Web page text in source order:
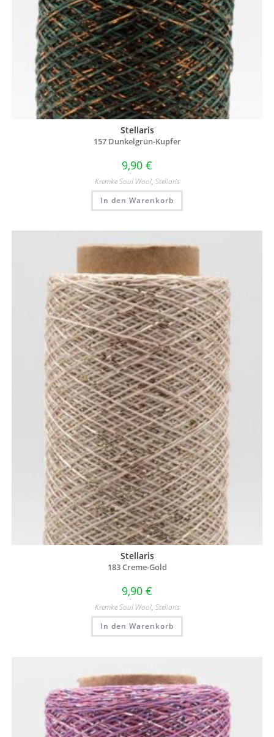
Stellaris
157 Dunkelgrün-Kupfer
9,90 €
Kremke Soul Wool, Stellaris
In den Warenkorb
Stellaris
183 Creme-Gold
9,90 €
Kremke Soul Wool, Stellaris
In den Warenkorb